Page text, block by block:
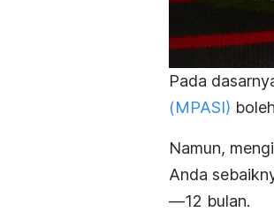
Pada
(MPASI)
Namun,
Anda
—12 bulan.